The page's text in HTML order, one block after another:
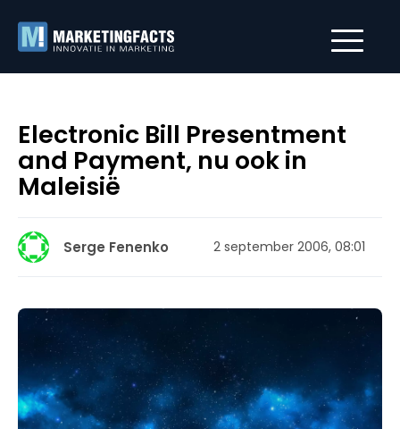
Electronic Bill Presentment
and Payment, nu ook in
Maleisië
Serge Fenenko 2 september 2006, 08:01